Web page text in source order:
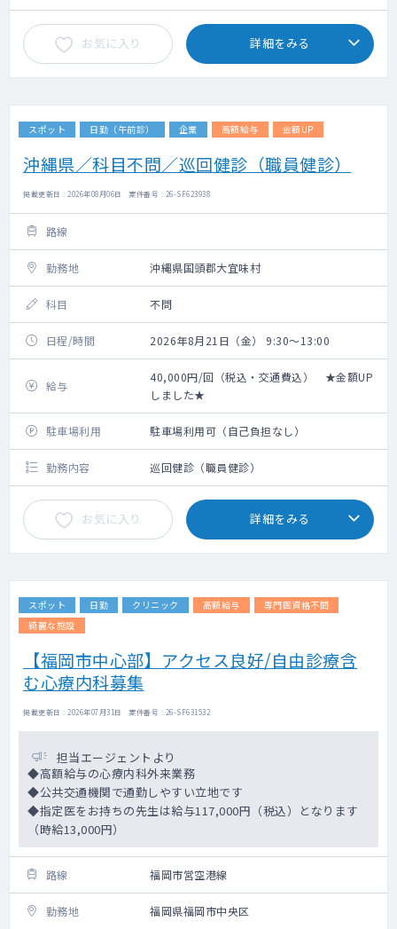
お気に入り 詳細をみる
スポット 日勤（午前診） 企業 高額給与 金額UP
沖縄県／科目不問／巡回健診（職員健診）
掲載更新日 : 2026年08月06日 案件番号 : 26-SF623938
路線
勤務地 沖縄県国頭郡大宜味村
科目 不問
日程/時間 2026年8月21日（金） 9:30～13:00
給与
40,000円/回（税込・交通費込） ★金額UP
しました★
駐車場利用 駐車場利用可（自己負担なし）
勤務内容 巡回健診（職員健診）
お気に入り 詳細をみる
スポット 日勤 クリニック 高額給与
専門医資格不問
綺麗な施設
【福岡市中心部】アクセス良好/自由診療含
む心療内科募集
掲載更新日 : 2026年07月31日 案件番号 : 26-SF631532
担当エージェントより
◆高額給与の心療内科外来業務
◆公共交通機関で通勤しやすい立地です
◆指定医をお持ちの先生は給与117,000円（税込）となります
（時給13,000円）
路線 福岡市営空港線
勤務地 福岡県福岡市中央区